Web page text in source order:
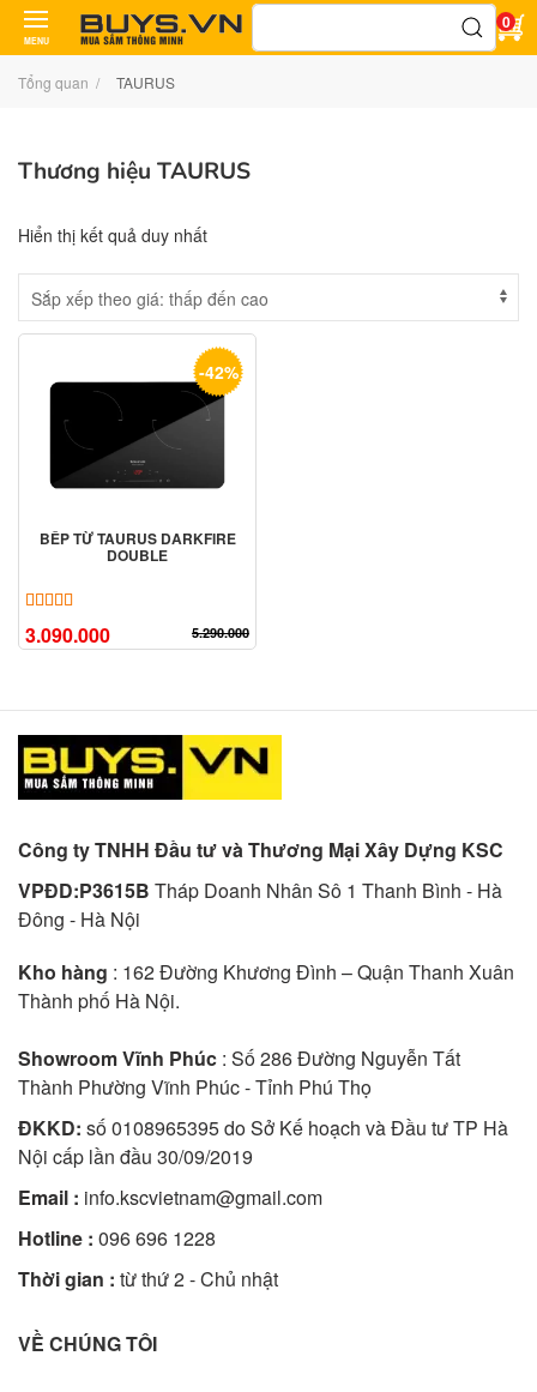
MENU
Tìm
0
Tổng quan TAURUS
Thương hiệu TAURUS
Hiển thị kết quả duy nhất
-42%
BẾP TỪ TAURUS DARKFIRE
DOUBLE
3.090.000 5.290.000
Công ty TNHH Đầu tư và Thương Mại Xây Dựng KSC
VPĐD:P3615B Tháp Doanh Nhân Sô 1 Thanh Bình - Hà
Đông - Hà Nội
Kho hàng : 162 Đường Khương Đình – Quận Thanh Xuân
Thành phố Hà Nội.
Showroom Vĩnh Phúc : Số 286 Đường Nguyễn Tất
Thành Phường Vĩnh Phúc - Tỉnh Phú Thọ
ĐKKD: số 0108965395 do Sở Kế hoạch và Đầu tư TP Hà
Nội cấp lần đầu 30/09/2019
Email : info.kscvietnam@gmail.com
Hotline : 096 696 1228
Thời gian : từ thứ 2 - Chủ nhật
VỀ CHÚNG TÔI